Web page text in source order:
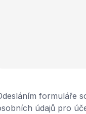
formuláře
údajů pro